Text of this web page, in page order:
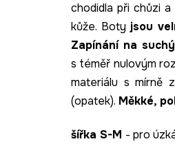
chodidla při chůzi
kůže. Boty jsou
Zapínání na
s téměř nulovým
materiálu s mírně
(opatek). Měkké,
šířka S-M - pro